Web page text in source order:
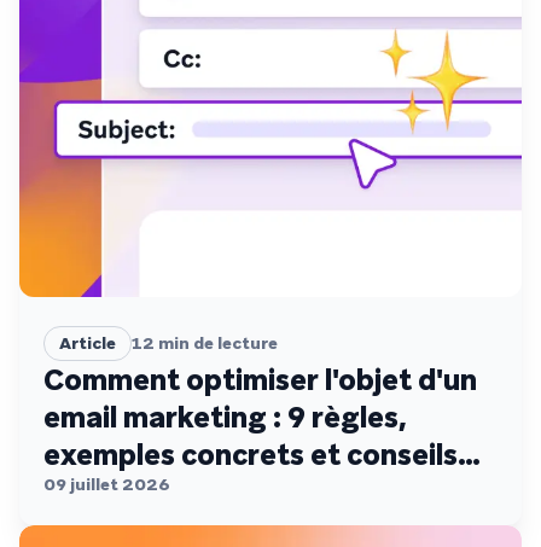
Article 12 min de lecture
Comment optimiser l'objet d'un
email marketing : 9 règles,
exemples concrets et conseils
de conformité
09 juillet 2026